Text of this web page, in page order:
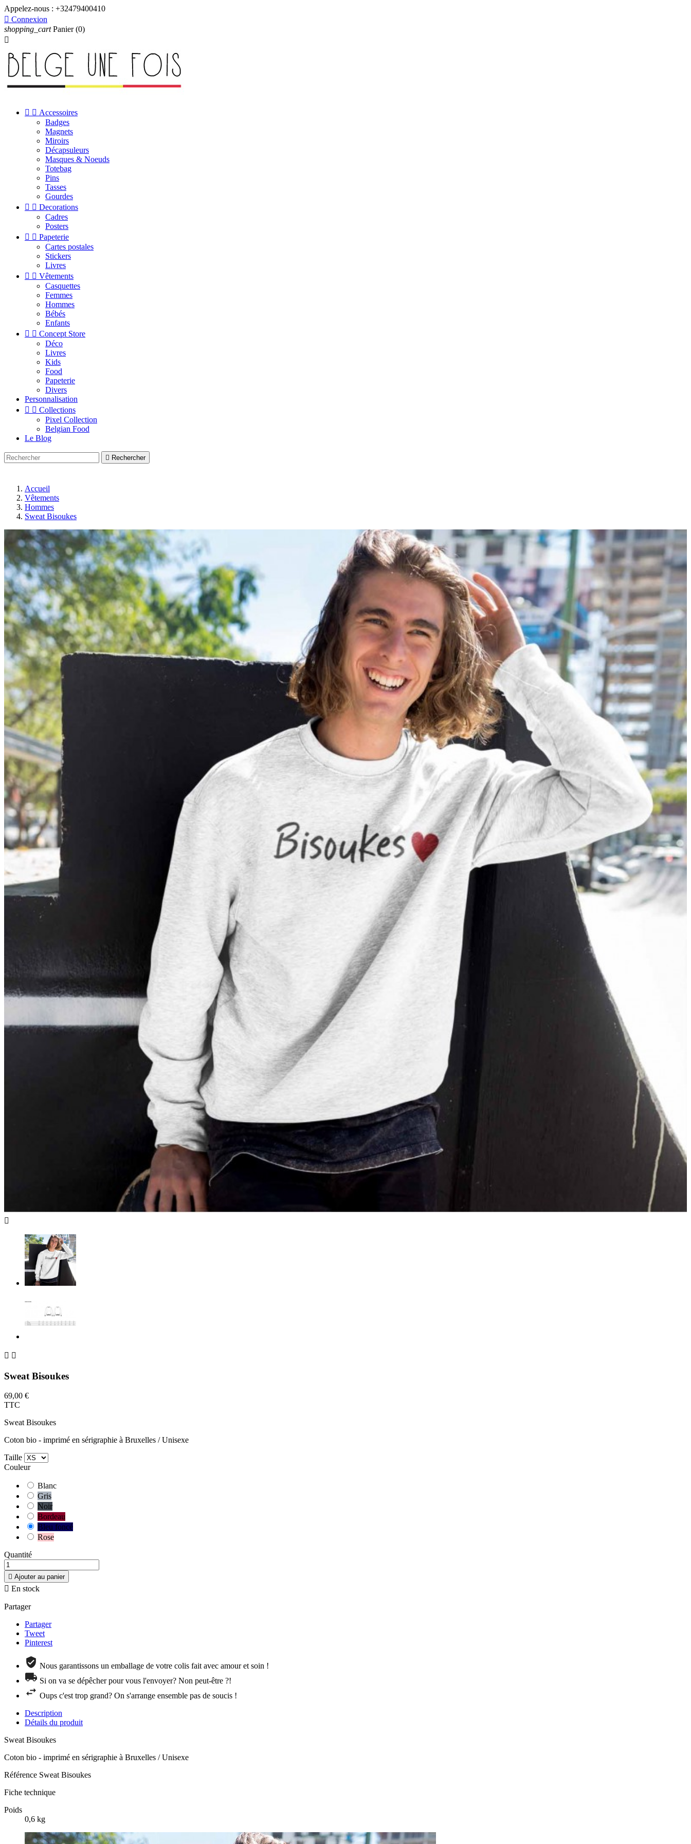
Appelez-nous : +32479400410
 Connexion
shopping_cart Panier (0)

  Accessoires
Badges
Magnets
Miroirs
Décapsuleurs
Masques & Noeuds
Totebag
Pins
Tasses
Gourdes
  Decorations
Cadres
Posters
  Papeterie
Cartes postales
Stickers
Livres
  Vêtements
Casquettes
Femmes
Hommes
Bébés
Enfants
  Concept Store
Déco
Livres
Kids
Food
Papeterie
Divers
Personnalisation
  Collections
Pixel Collection
Belgian Food
Le Blog
 Rechercher
Accueil
Vêtements
Hommes
Sweat Bisoukes

 
Sweat Bisoukes
69,00 €
TTC
Sweat Bisoukes
Coton bio - imprimé en sérigraphie à Bruxelles / Unisexe
Taille
Couleur
Blanc
Gris
Noir
Bordeau
Bleu foncé
Rose
Quantité
 Ajouter au panier
 En stock
Partager
Partager
Tweet
Pinterest
Nous garantissons un emballage de votre colis fait avec amour et soin !
Si on va se dépêcher pour vous l'envoyer? Non peut-être ?!
Oups c'est trop grand? On s'arrange ensemble pas de soucis !
Description
Détails du produit
Sweat Bisoukes
Coton bio - imprimé en sérigraphie à Bruxelles / Unisexe
Référence Sweat Bisoukes
Fiche technique
Poids
0,6 kg